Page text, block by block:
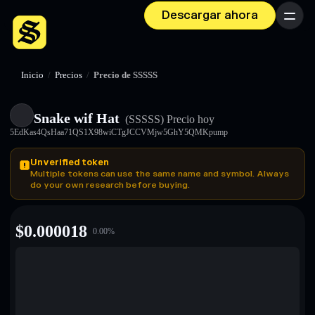
Descargar ahora Menú
Inicio / Precios / Precio de SSSSS
Snake wif Hat (SSSSS) Precio hoy
5EdKas4QsHaa71QS1X98wiCTgJCCVMjw5GhY5QMKpump
Unverified token
Multiple tokens can use the same name and symbol. Always
do your own research before buying.
$0.000018 0.00%